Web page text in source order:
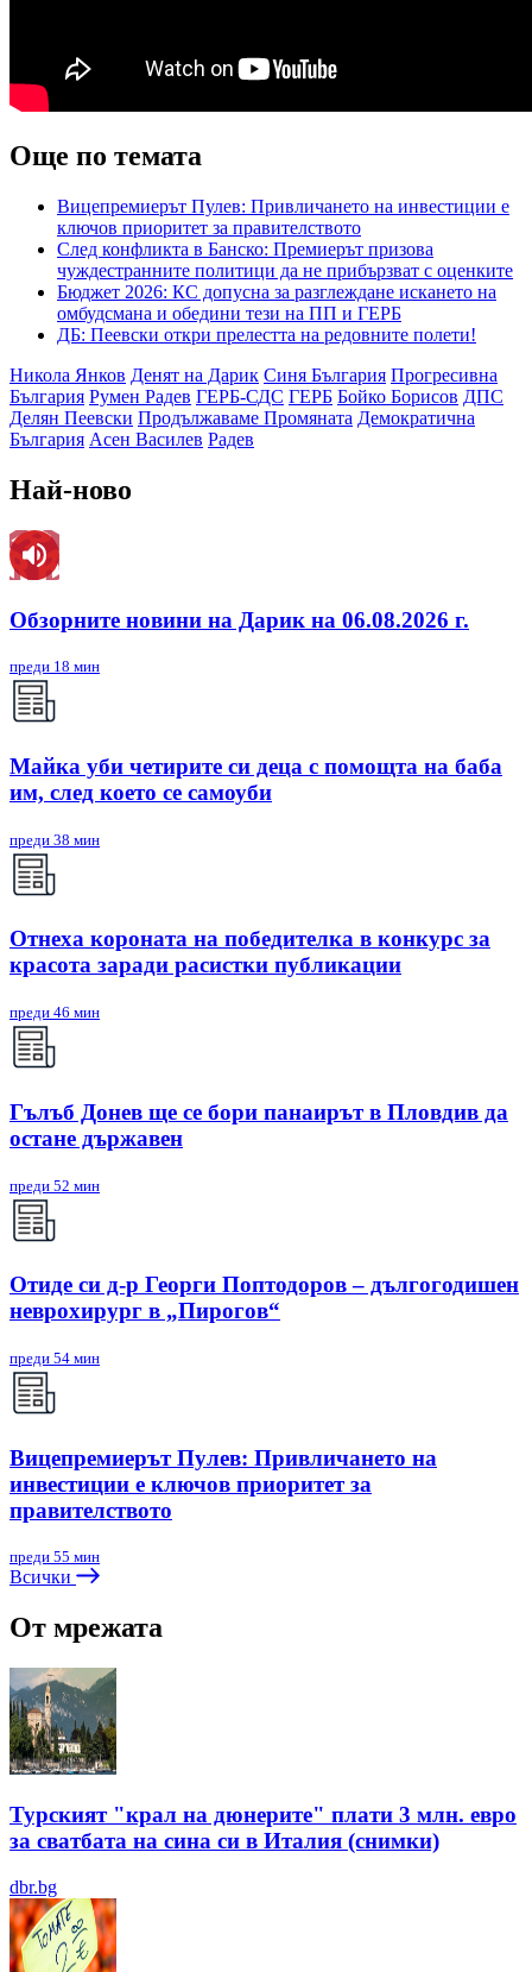
Още по темата
Вицепремиерът Пулев: Привличането на инвестиции е
ключов приоритет за правителството
След конфликта в Банско: Премиерът призова
чуждестранните политици да не прибързват с оценките
Бюджет 2026: КС допусна за разглеждане искането на
омбудсмана и обедини тези на ПП и ГЕРБ
ДБ: Пеевски откри прелестта на редовните полети!
Никола Янков Денят на Дарик Синя България Прогресивна
България Румен Радев ГЕРБ-СДС ГЕРБ Бойко Борисов ДПС
Делян Пеевски Продължаваме Промяната Демократична
България Асен Василев Радев
Най-ново
Обзорните новини на Дарик на 06.08.2026 г.
преди 18 мин
Майка уби четирите си деца с помощта на баба
им, след което се самоуби
преди 38 мин
Отнеха короната на победителка в конкурс за
красота заради расистки публикации
преди 46 мин
Гълъб Донев ще се бори панаирът в Пловдив да
остане държавен
преди 52 мин
Отиде си д-р Георги Поптодоров – дългогодишен
неврохирург в „Пирогов“
преди 54 мин
Вицепремиерът Пулев: Привличането на
инвестиции е ключов приоритет за
правителството
преди 55 мин
Всички
От мрежата
Турският "крал на дюнерите" плати 3 млн. евро
за сватбата на сина си в Италия (снимки)
dbr.bg